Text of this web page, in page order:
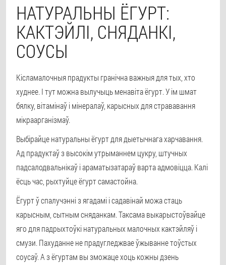
НАТУРАЛЬНЫ ЁГУРТ:
КАКТЭЙЛІ, СНЯДАНКІ,
СОУСЫ
Кісламалочныя прадукты гранічна важныя для тых, хто
худнее. І тут можна вылучыць менавіта ёгурт. У ім шмат
бялку, вітамінаў і мінералаў, карысных для стрававання
мікраарганізмаў.
Выбірайце натуральны ёгурт для дыетычнага харчавання.
Ад прадуктаў з высокім утрыманнем цукру, штучных
падсалодвальнікаў і араматызатараў варта адмовіцца. Калі
ёсць час, рыхтуйце ёгурт самастойна.
Ёгурт ў спалучэнні з ягадамі і садавінай можа стаць
карысным, сытным сняданкам. Таксама выкарыстоўвайце
яго для падрыхтоўкі натуральных малочных кактэйляў і
смузи. Пахуданне не прадугледжвае ўжыванне тоўстых
соусаў. А з ёгуртам вы зможаце хоць кожны дзень